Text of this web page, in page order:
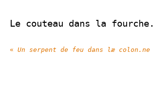
Le couteau dans la fourche.
« Un serpent de feu dans læ colon.ne